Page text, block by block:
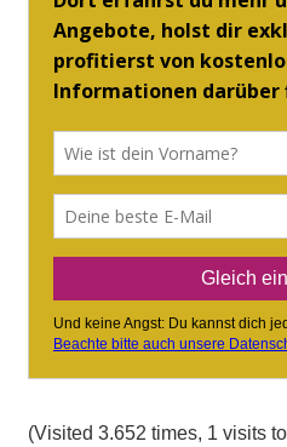
(Visited 3.652 times, 1 visits